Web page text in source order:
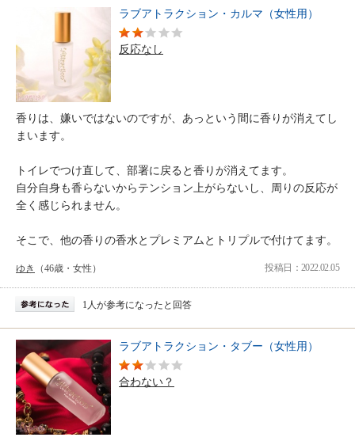
ラブアトラクション・カルマ（女性用）
反応なし
香りは、嫌いではないのですが、あっという間に香りが消えてし
まいます。
トイレでつけ直して、部署に戻ると香りが消えてます。
自分自身も香らないからテンション上がらないし、周りの反応が
全く感じられません。
そこで、他の香りの香水とプレミアムとトリプルで付けてます。
ゆき （46歳・女性） 投稿日：2022.02.05
1人が参考になったと回答
ラブアトラクション・タブー（女性用）
合わない？